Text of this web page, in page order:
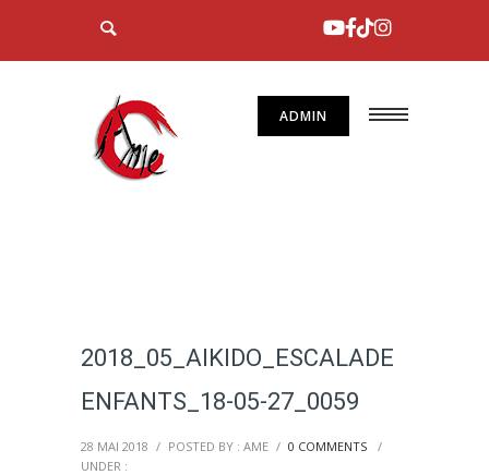
ADMIN
2018_05_AIKIDO_ESCALADE
ENFANTS_18-05-27_0059
28 MAI 2018 / POSTED BY : AME / 0 COMMENTS
/
UNDER :